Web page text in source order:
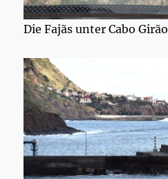
Die Fajãs unter Cabo Girão